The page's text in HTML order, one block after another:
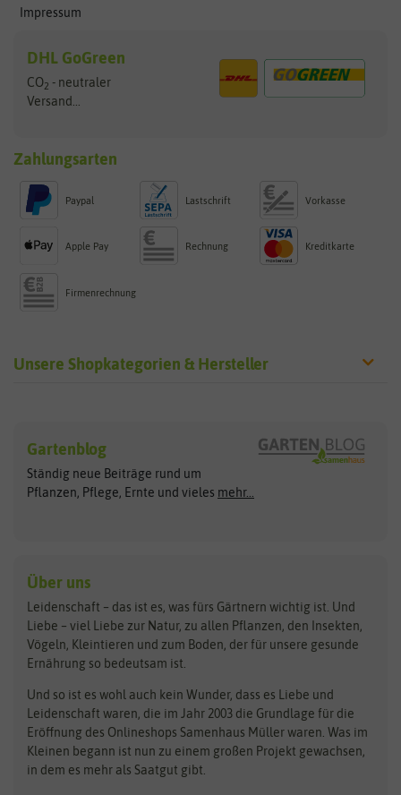
Impressum
DHL GoGreen
CO2 - neutraler
Versand...
Zahlungsarten
Paypal Lastschrift Vorkasse
Apple Pay Rechnung Kreditkarte
Firmenrechnung
Unsere Shopkategorien & Hersteller
Exotische Samen
Gemüsesamen
Gründünger
Kräutersamen
Obstsamen
Pilzbrut
Rasensamen
Steckzwiebeln
Zimmer & Kübelpflanzen
Kataloge
Schnäppchen
Anzucht & Gartenzubehör
Arche Noah
ASB Greenworld
Benary
Bingenheimer Saatgut
Bionana
BIOWOL
Blumicorn
Bûten Birds
Clever Pots
COMPO
Dürr-Samen
Feldsaaten Freudenberger
Fertil
Flora Elite
Gartenblog
Ständig neue Beiträge rund um
Pflanzen, Pflege, Ernte und vieles mehr...
Über uns
Leidenschaft – das ist es, was fürs Gärtnern wichtig ist. Und
Liebe – viel Liebe zur Natur, zu allen Pflanzen, den Insekten,
Vögeln, Kleintieren und zum Boden, der für unsere gesunde
Ernährung so bedeutsam ist.
Und so ist es wohl auch kein Wunder, dass es Liebe und
Leidenschaft waren, die im Jahr 2003 die Grundlage für die
Eröffnung des Onlineshops Samenhaus Müller waren. Was im
Kleinen begann ist nun zu einem großen Projekt gewachsen,
in dem es mehr als Saatgut gibt.